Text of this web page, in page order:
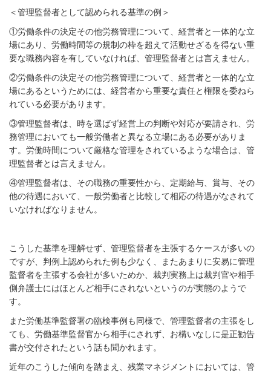
＜管理監督者として認められる基準の例＞
①労働条件の決定その他労務管理について、経営者と一体的な立
場にあり、労働時間等の規制の枠を超えて活動せざるを得ない重
要な職務内容を有していなければ、管理監督者とは言えません。
②労働条件の決定その他労務管理について、経営者と一体的な立
場にあるというためには、経営者から重要な責任と権限を委ねら
れている必要があります。
③管理監督者は、時を選ばず経営上の判断や対応が要請され、労
務管理においても一般労働者と異なる立場にある必要がありま
す。労働時間について厳格な管理をされているような場合は、管
理監督者とは言えません。
④管理監督者は、その職務の重要性から、定期給与、賞与、その
他の待遇において、一般労働者と比較して相応の待遇がなされて
いなければなりません。
こうした基準を理解せず、管理監督者を主張するケースが多いの
ですが、判例上認められた例も少なく、またあまりに安易に管理
監督者を主張する会社が多いためか、裁判実務上は裁判官や相手
側弁護士にはほとんど相手にされないというのが実態のようで
す。
また労働基準監督署の臨検事例も同様で、管理監督者の主張をし
ても、労働基準監督官から相手にされず、お構いなしに是正勧告
書が交付されたという話も聞かれます。
近年のこうした傾向を踏まえ、残業マネジメントにおいては、管